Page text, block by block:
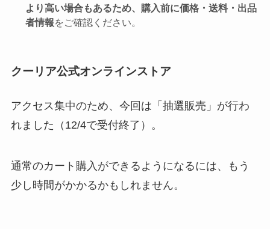
より高い場合もあるため、購入前に価格・送料・出品
者情報をご確認ください。
クーリア公式オンラインストア
アクセス集中のため、今回は「抽選販売」が行わ
れました（12/4で受付終了）。
通常のカート購入ができるようになるには、もう
少し時間がかかるかもしれません。